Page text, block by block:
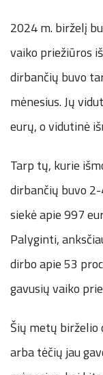
2024 m. birželį
vaiko priežiūros
dirbančių buvo
mėnesius. Jų
eurų, o vidutinė
Tarp tų, kurie
dirbančių buvo
siekė apie 997
Palyginti,
dirbo apie 53
gavusių vaiko
Šių metų birželio
arba tėčių jau